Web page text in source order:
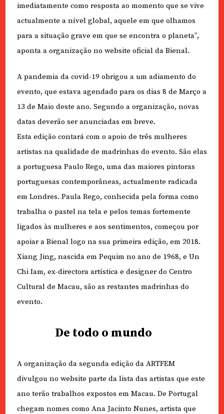
imediatamente como resposta ao momento que se vive
actualmente a nível global, aquele em que olhamos
para a situação grave em que se encontra o planeta”,
aponta a organização no website oficial da Bienal.
A pandemia da covid-19 obrigou a um adiamento do
evento, que estava agendado para os dias 8 de Março a
13 de Maio deste ano. Segundo a organização, novas
datas deverão ser anunciadas em breve.
Esta edição contará com o apoio de três mulheres
artistas na qualidade de madrinhas do evento. São elas
a portuguesa Paulo Rego, uma das maiores pintoras
portuguesas contemporâneas, actualmente radicada
em Londres. Paula Rego, conhecida pela forma como
trabalha o pastel na tela e pelos temas fortemente
ligados às mulheres e aos sentimentos, começou por
apoiar a Bienal logo na sua primeira edição, em 2018.
Xiang Jing, nascida em Pequim no ano de 1968, e Un
Chi Iam, ex-directora artística e designer do Centro
Cultural de Macau, são as restantes madrinhas do
evento.
De todo o mundo
A organização da segunda edição da ARTFEM
divulgou no website parte da lista das artistas que este
ano terão trabalhos expostos em Macau. De Portugal
chegam nomes como Ana Jacinto Nunes, artista que